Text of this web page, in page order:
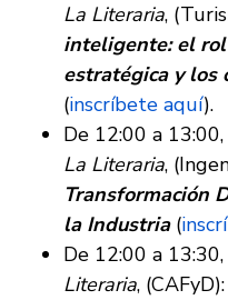
La Literaria,
inteligente: el
estratégica y los
(inscríbete aquí).
De 12:00 a 13:00,
La Literaria,
Transformación
la Industria (
De 12:00 a 13:30,
Literaria, (CAFyD):